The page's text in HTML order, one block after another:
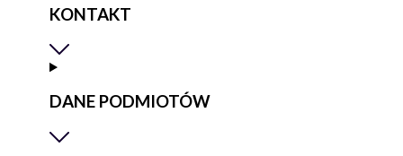
KONTAKT
DANE PODMIOTÓW